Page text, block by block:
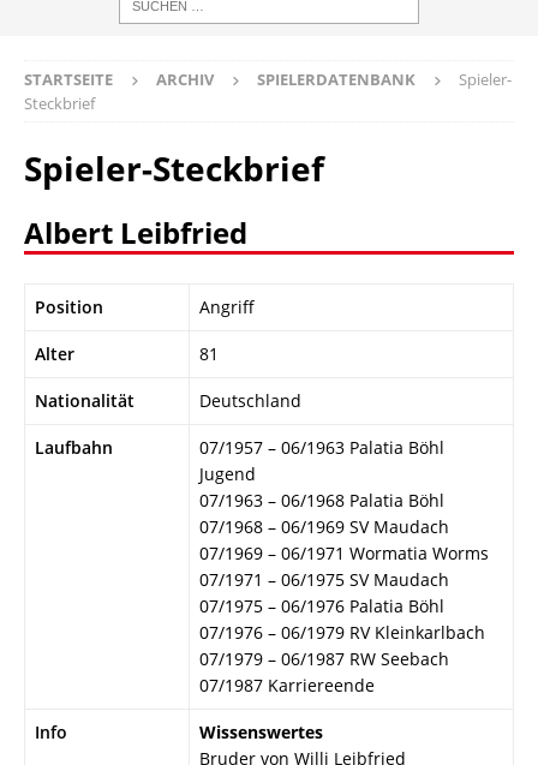
STARTSEITE ARCHIV SPIELERDATENBANK
Spieler-
Steckbrief
Spieler-Steckbrief
Albert Leibfried
Position Angriff
Alter 81
Nationalität Deutschland
Laufbahn
07/1957 – 06/1963 Palatia Böhl
Jugend
07/1963 – 06/1968 Palatia Böhl
07/1968 – 06/1969 SV Maudach
07/1969 – 06/1971 Wormatia Worms
07/1971 – 06/1975 SV Maudach
07/1975 – 06/1976 Palatia Böhl
07/1976 – 06/1979 RV Kleinkarlbach
07/1979 – 06/1987 RW Seebach
07/1987 Karriereende
Info
Wissenswertes
Bruder von Willi Leibfried